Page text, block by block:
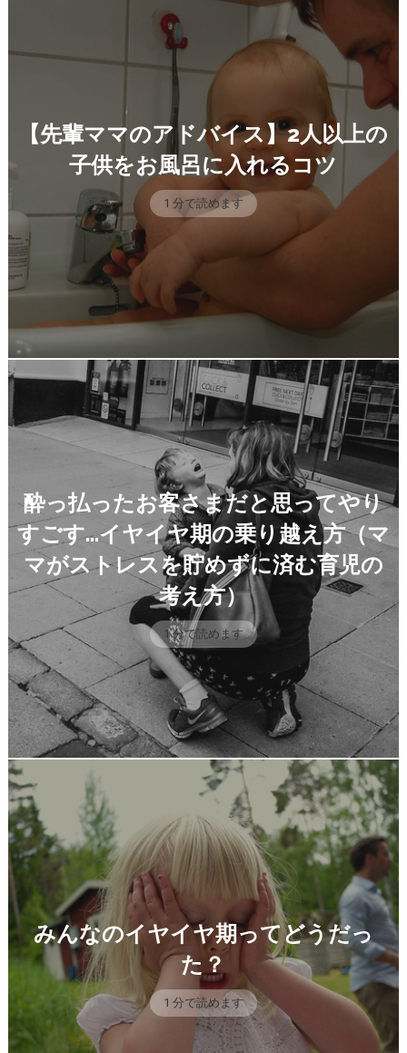
【先輩ママのアドバイス】2人以上の
子供をお風呂に入れるコツ
1 分で読めます
酔っ払ったお客さまだと思ってやり
すごす…イヤイヤ期の乗り越え方（マ
マがストレスを貯めずに済む育児の
考え方）
1 分で読めます
みんなのイヤイヤ期ってどうだっ
た？
1 分で読めます